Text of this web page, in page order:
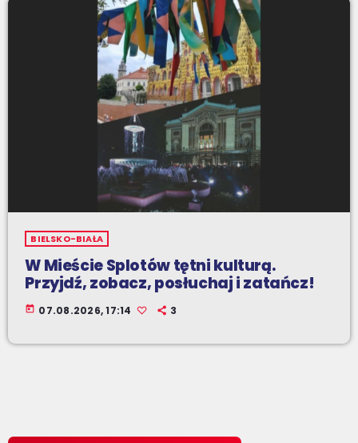
BIELSKO-BIAŁA
W Mieście Splotów tętni kulturą.
Przyjdź, zobacz, posłuchaj i zatańcz!
today 07.08.2026, 17:14 3